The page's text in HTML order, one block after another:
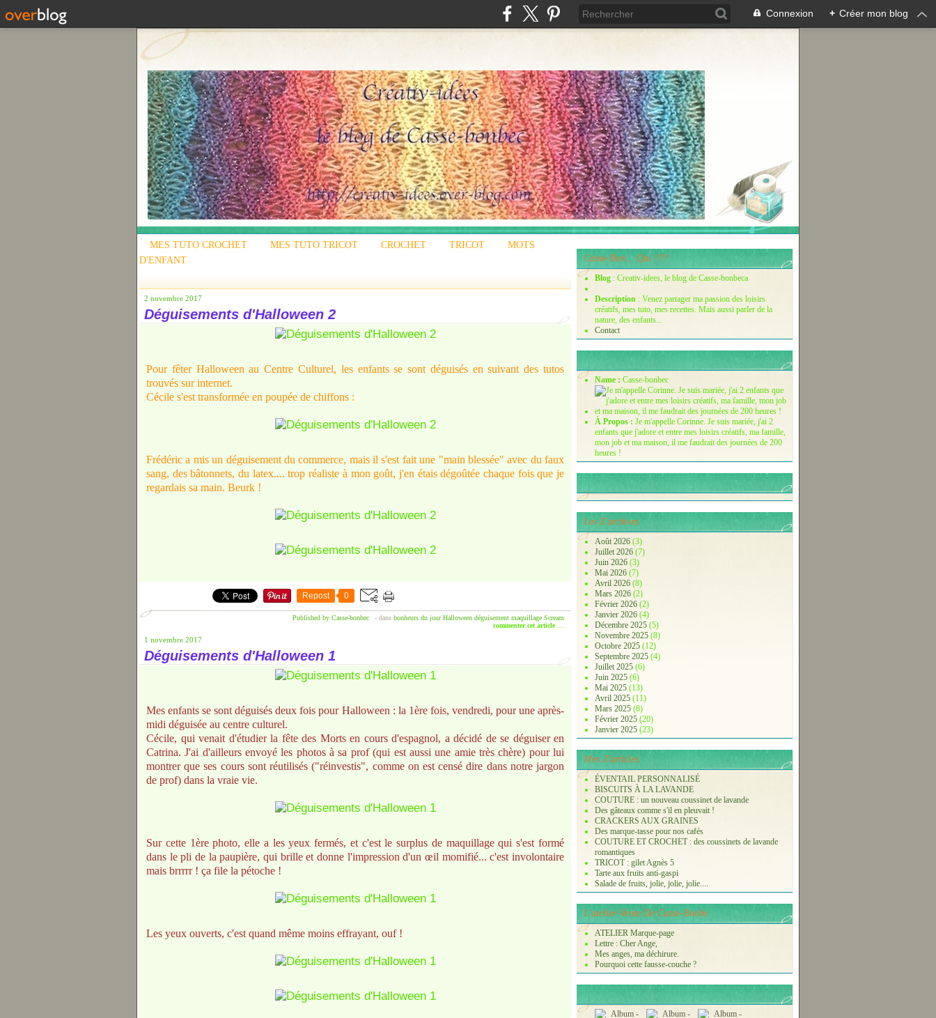
Connexion + Créer mon blog
MES TUTO CROCHET MES TUTO TRICOT CROCHET TRICOT
MOTS
D'ENFANT
2 novembre 2017
Déguisements d'Halloween 2
Pour fêter Halloween au Centre Culturel, les enfants se sont déguisés en suivant des tutos
trouvés sur internet.
Cécile s'est transformée en poupée de chiffons :
Frédéric a mis un déguisement du commerce, mais il s'est fait une "main blessée" avec du faux
sang, des bâtonnets, du latex.... trop réaliste à mon goût, j'en étais dégoûtée chaque fois que je
regardais sa main. Beurk !
Repost 0
Published by Casse-bonbec - dans bonheurs du jour Halloween déguisement maquillage Scream
commenter cet article
1 novembre 2017
Déguisements d'Halloween 1
Mes enfants se sont déguisés deux fois pour Halloween : la 1ère fois, vendredi, pour une après-
midi déguisée au centre culturel.
Cécile, qui venait d'étudier la fête des Morts en cours d'espagnol, a décidé de se déguiser en
Catrina. J'ai d'ailleurs envoyé les photos à sa prof (qui est aussi une amie très chère) pour lui
montrer que ses cours sont réutilisés ("réinvestis", comme on est censé dire dans notre jargon
de prof) dans la vraie vie.
Sur cette 1ère photo, elle a les yeux fermés, et c'est le surplus de maquillage qui s'est formé
dans le pli de la paupière, qui brille et donne l'impression d'un œil momifié... c'est involontaire
mais brrrrr ! ça file la pétoche !
Les yeux ouverts, c'est quand même moins effrayant, ouf !
Casse-Bon... Qui ???
Blog : Creativ-idees, le blog de Casse-bonbeca
Description : Venez partager ma passion des loisirs
créatifs, mes tuto, mes recettes. Mais aussi parler de la
nature, des enfants...
Contact
Name : Casse-bonbec
À Propos : Je m'appelle Corinne. Je suis mariée, j'ai 2
enfants que j'adore et entre mes loisirs créatifs, ma famille,
mon job et ma maison, il me faudrait des journées de 200
heures !
Les Z'archives.
Août 2026 (3)
Juillet 2026 (7)
Juin 2026 (3)
Mai 2026 (7)
Avril 2026 (8)
Mars 2026 (2)
Février 2026 (2)
Janvier 2026 (4)
Décembre 2025 (5)
Novembre 2025 (8)
Octobre 2025 (12)
Septembre 2025 (4)
Juillet 2025 (6)
Juin 2025 (6)
Mai 2025 (13)
Avril 2025 (11)
Mars 2025 (8)
Février 2025 (20)
Janvier 2025 (23)
Mes Z'articles.
ÉVENTAIL PERSONNALISÉ
BISCUITS À LA LAVANDE
COUTURE : un nouveau coussinet de lavande
Des gâteaux comme s'il en pleuvait !
CRACKERS AUX GRAINES
Des marque-tasse pour nos cafés
COUTURE ET CROCHET : des coussinets de lavande
romantiques
TRICOT : gilet Agnès 5
Tarte aux fruits anti-gaspi
Salade de fruits, jolie, jolie, jolie....
L'atelier-Vente De Casse-Bonbe
ATELIER Marque-page
Lettre : Cher Ange,
Mes anges, ma déchirure.
Pourquoi cette fausse-couche ?